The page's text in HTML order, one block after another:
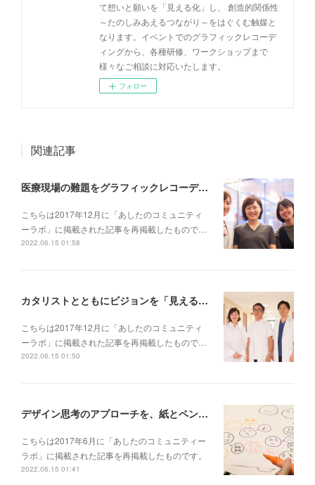
て想いと願いを「見える化」し、 創造的関係性
～たのしみあえるつながり～をはぐくむ触媒と
なります。イベントでのグラフィックレコーデ
ィングから、各種研修、ワークショップまで
様々なご相談に対応いたします。
フォロー
関連記事
医療現場の難題をグラフィックレコーディングと対話で解決する!?──元気会横浜病院の取り組み（後編）【創造的関係性をつくりだす「グラフィックカタリスト」プロジェクト(4)】
こちらは2017年12月に「あしたのコミュニティ
ーラボ」に掲載された記事を再掲載したもので…
2022.06.15 01:58
カタリストとともにビジョンを「見える化」する──元気会横浜病院の取り組み（前編）【創造的関係性をつくりだす「グラフィックカタリスト」プロジェクト(3)】
こちらは2017年12月に「あしたのコミュニティ
ーラボ」に掲載された記事を再掲載したもので…
2022.06.15 01:50
デザイン思考のアプローチを、紙とペンではじめてみよう！ 「エモグラフィ特別講座」【創造的関係性をつくりだす「グラフィックカタリスト」プロジェクト(2)】
こちらは2017年6月に「あしたのコミュニティー
ラボ」に掲載された記事を再掲載したものです。
2022.06.15 01:41